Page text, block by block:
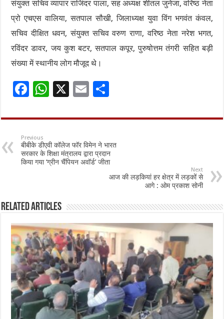
संयुक्त सचिव व्यापार राजिंदर पाला, सह अध्यक्ष शीतल जुनेजा, वरिष्ठ नेता
प्रो एचएस वालिया, सतपाल सौखी, जिलाध्यक्ष युवा विंग भगवंत कंवल,
सचिव दीक्षित धवन, संयुक्त सचिव वरुण राणा, वरिष्ठ नेता नरेश भगत,
रविंदर डावर, जय कुश बटर, सतपाल कपूर, पुरुषोत्तम तंगरी सहित बड़ी
संख्या में स्थानीय लोग मौजूद थे।
F
e
b
o
o
W
at
sA
p
p
X
E
ai
l
ar
Previous
बीबीके डीएवी कॉलेज फॉर विमेन ने भारत
सरकार के शिक्षा मंत्रालय द्वारा प्रदान
किया गया ‘ग्रीन चैंपियन अवॉर्ड’ जीता
Next
आज की लड़कियां हर क्षेत्र में लड़कों से
आगे : ओम प्रकाश सोनी
Related Articles